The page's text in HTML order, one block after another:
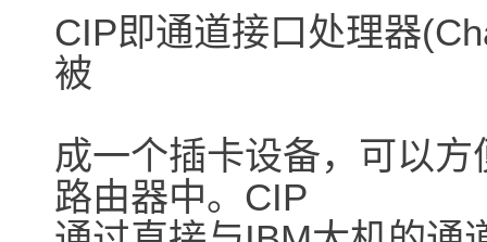
CIP即通道接口处理器
被
成一个插卡设备，可以
路由器中。CIP